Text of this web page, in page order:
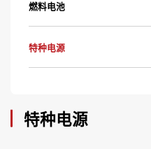
燃料电池
特种电源
特种电源